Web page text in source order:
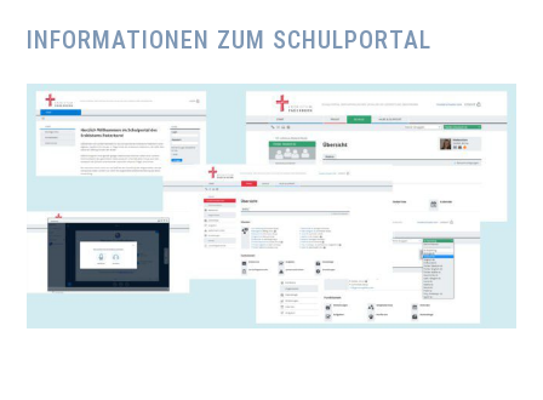
INFORMATIONEN ZUM SCHULPORTAL